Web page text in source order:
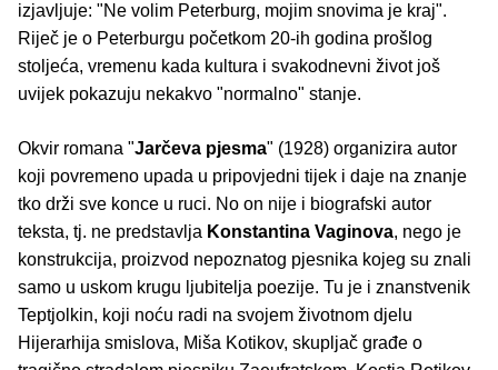
izjavljuje: "Ne volim Peterburg, mojim snovima je kraj".
Riječ je o Peterburgu početkom 20-ih godina prošlog
stoljeća, vremenu kada kultura i svakodnevni život još
uvijek pokazuju nekakvo "normalno" stanje.
Okvir romana "Jarčeva pjesma" (1928) organizira autor
koji povremeno upada u pripovjedni tijek i daje na znanje
tko drži sve konce u ruci. No on nije i biografski autor
teksta, tj. ne predstavlja Konstantina Vaginova, nego je
konstrukcija, proizvod nepoznatog pjesnika kojeg su znali
samo u uskom krugu ljubitelja poezije. Tu je i znanstvenik
Teptjolkin, koji noću radi na svojem životnom djelu
Hijerarhija smislova, Miša Kotikov, skupljač građe o